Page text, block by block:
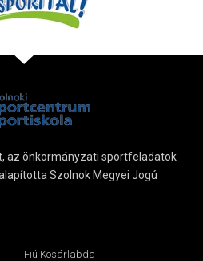
az önkormányzati sportfeladatok
Szolnok Megyei Jogú
Fiú Kosárlabda